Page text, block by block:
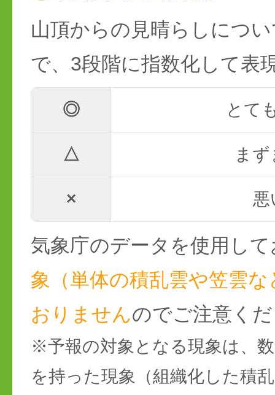
山頂からの見晴らしにつ
で、3段階に指数化して表
◎ とて
△ ま
× 悪
気象庁のデータを使用し
象（単体の積乱雲や笠雲
おりませんのでご注意く
※予報の対象となる現象は、
を持った現象（組織化した積